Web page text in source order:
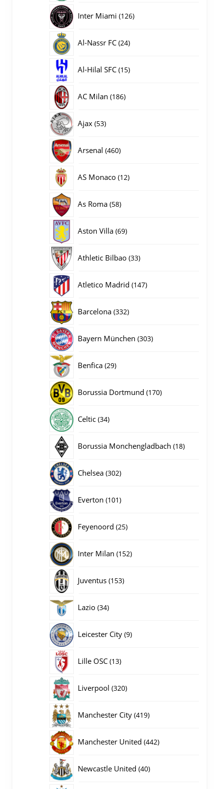
Inter Miami 126126
Al-Nassr FC 2424
Al-Hilal SFC 1515
AC Milan 186186
Ajax 5353
Arsenal 460460
AS Monaco 1212
As Roma 5858
Aston Villa 6969
Athletic Bilbao 3333
Atletico Madrid 147147
Barcelona 332332
Bayern München 303303
Benfica 2929
Borussia Dortmund 170170
Celtic 3434
Borussia Monchengladbach 1818
Chelsea 302302
Everton 101101
Feyenoord 2525
Inter Milan 152152
Juventus 153153
Lazio 3434
Leicester City 99
Lille OSC 1313
Liverpool 320320
Manchester City 419419
Manchester United 442442
Newcastle United 4040